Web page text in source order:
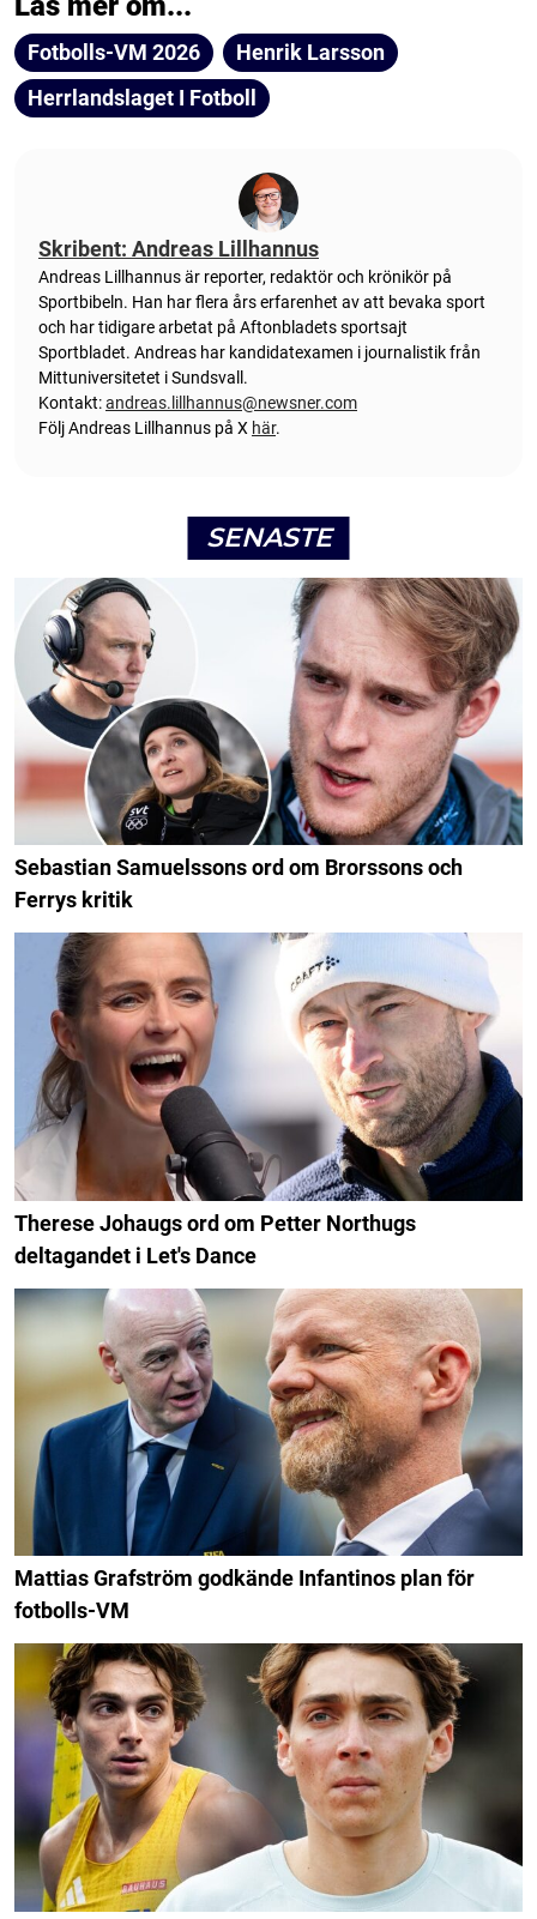
Fotbolls-VM 2026
Henrik Larsson
Herrlandslaget I Fotboll
Skribent: Andreas Lillhannus
Andreas Lillhannus är reporter, redaktör och krönikör på
Sportbibeln. Han har flera års erfarenhet av att bevaka sport
och har tidigare arbetat på Aftonbladets sportsajt
Sportbladet. Andreas har kandidatexamen i journalistik från
Mittuniversitetet i Sundsvall.
Kontakt:andreas.lillhannus@newsner.com
Följ Andreas Lillhannus på X här.
SENASTE
Sebastian Samuelssons ord om Brorssons och
Ferrys kritik
Therese Johaugs ord om Petter Northugs
deltagandet i Let's Dance
Mattias Grafström godkände Infantinos plan för
fotbolls-VM